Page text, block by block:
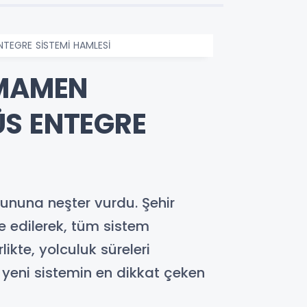
SİSTEMİ HAMLESİ
ENTEGRE
neşter vurdu. Şehir
edilerek, tüm sistem
yolculuk süreleri
sistemin en dikkat çeken